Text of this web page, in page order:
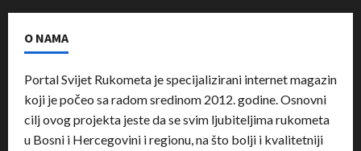
O NAMA
Portal Svijet Rukometa je specijalizirani internet magazin
koji je počeo sa radom sredinom 2012. godine. Osnovni
cilj ovog projekta jeste da se svim ljubiteljima rukometa
u Bosni i Hercegovini i regionu, na što bolji i kvalitetniji